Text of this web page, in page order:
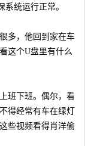
统运行正常。
多，他回到家在车
这个U盘里有什么
班下班。偶尔，看
得经常有车在绿灯
些视频看得肖洋偷